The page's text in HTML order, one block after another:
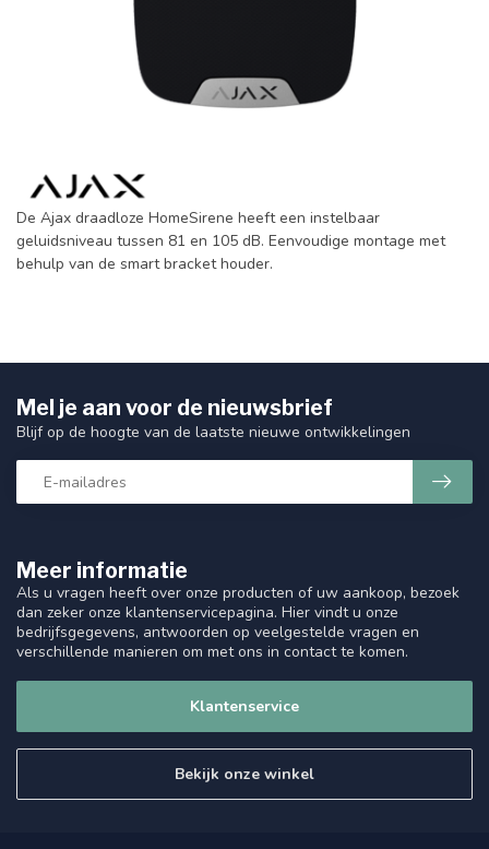
De Ajax draadloze HomeSirene heeft een instelbaar
geluidsniveau tussen 81 en 105 dB. Eenvoudige montage met
behulp van de smart bracket houder.
Meer informatie
Als u vragen heeft over onze producten of uw aankoop, bezoek
dan zeker onze klantenservicepagina. Hier vindt u onze
bedrijfsgegevens, antwoorden op veelgestelde vragen en
verschillende manieren om met ons in contact te komen.
Klantenservice
Bekijk onze winkel
Mel je aan voor de nieuwsbrief
Blijf op de hoogte van de laatste nieuwe ontwikkelingen